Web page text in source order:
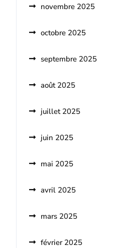
novembre 2025
octobre 2025
septembre 2025
août 2025
juillet 2025
juin 2025
mai 2025
avril 2025
mars 2025
février 2025